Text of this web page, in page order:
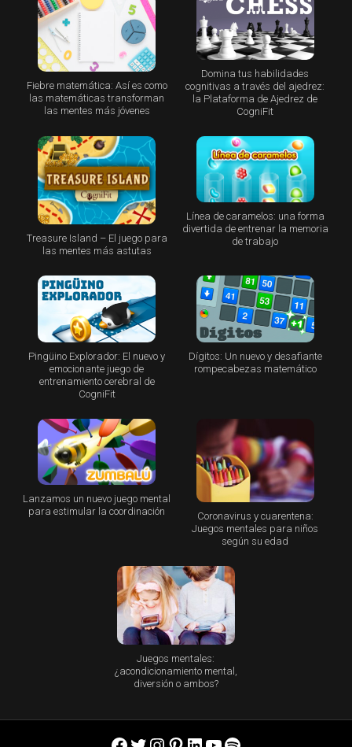
Fiebre matemática: Así es como
las matemáticas transforman
las mentes más jóvenes
Domina tus habilidades
cognitivas a través del ajedrez:
la Plataforma de Ajedrez de
CogniFit
Treasure Island – El juego para
las mentes más astutas
Línea de caramelos: una forma
divertida de entrenar la memoria
de trabajo
Pingüino Explorador: El nuevo y
emocionante juego de
entrenamiento cerebral de
CogniFit
Dígitos: Un nuevo y desafiante
rompecabezas matemático
Lanzamos un nuevo juego mental
para estimular la coordinación
Coronavirus y cuarentena:
Juegos mentales para niños
según su edad
Juegos mentales:
¿acondicionamiento mental,
diversión o ambos?